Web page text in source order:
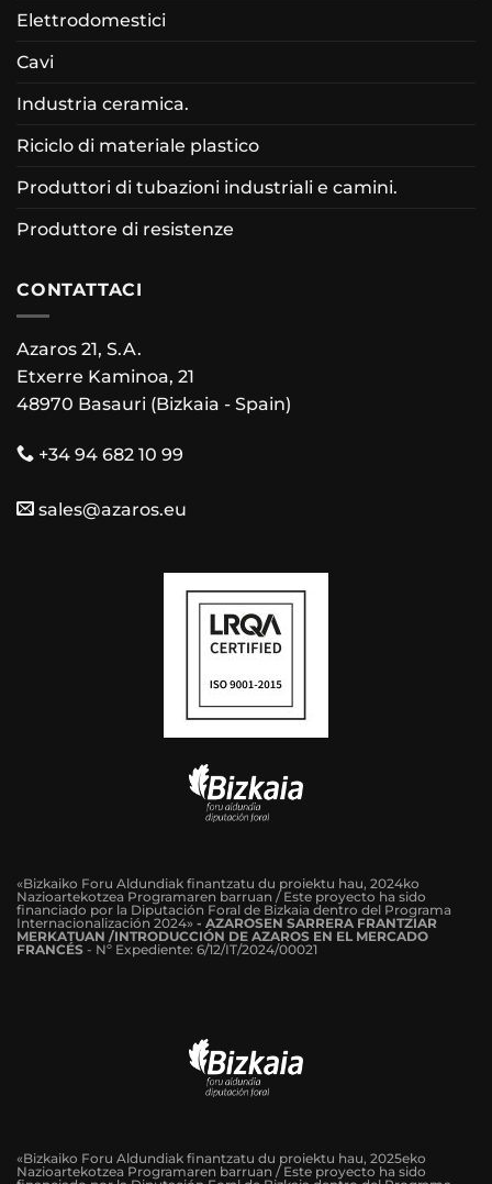
Elettrodomestici
Cavi
Industria ceramica.
Riciclo di materiale plastico
Produttori di tubazioni industriali e camini.
Produttore di resistenze
CONTATTACI
Azaros 21, S.A.
Etxerre Kaminoa, 21
48970 Basauri (Bizkaia - Spain)
+34 94 682 10 99
sales@azaros.eu
«Bizkaiko Foru Aldundiak finantzatu du proiektu hau, 2024ko
Nazioartekotzea Programaren barruan / Este proyecto ha sido
financiado por la Diputación Foral de Bizkaia dentro del Programa
Internacionalización 2024» - AZAROSEN SARRERA FRANTZIAR
MERKATUAN /INTRODUCCIÓN DE AZAROS EN EL MERCADO
FRANCÉS - Nº Expediente: 6/12/IT/2024/00021
«Bizkaiko Foru Aldundiak finantzatu du proiektu hau, 2025eko
Nazioartekotzea Programaren barruan / Este proyecto ha sido